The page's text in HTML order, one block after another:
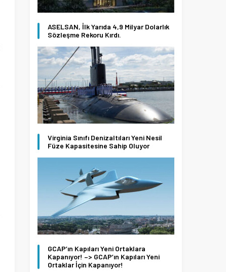
ASELSAN, İlk Yarıda 4,9 Milyar Dolarlık
Sözleşme Rekoru Kırdı.
Virginia Sınıfı Denizaltıları Yeni Nesil
Füze Kapasitesine Sahip Oluyor
GCAP’ın Kapıları Yeni Ortaklara
Kapanıyor! –> GCAP’ın Kapıları Yeni
Ortaklar İçin Kapanıyor!